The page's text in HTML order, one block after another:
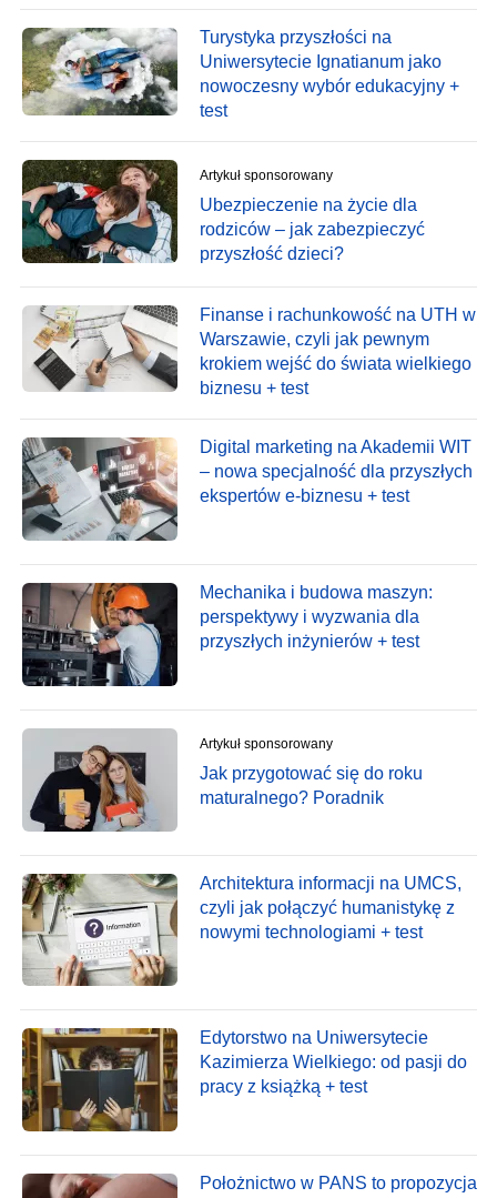
Turystyka przyszłości na
Uniwersytecie Ignatianum jako
nowoczesny wybór edukacyjny +
test
Artykuł sponsorowany
Ubezpieczenie na życie dla
rodziców – jak zabezpieczyć
przyszłość dzieci?
Finanse i rachunkowość na UTH w
Warszawie, czyli jak pewnym
krokiem wejść do świata wielkiego
biznesu + test
Digital marketing na Akademii WIT
– nowa specjalność dla przyszłych
ekspertów e-biznesu + test
Mechanika i budowa maszyn:
perspektywy i wyzwania dla
przyszłych inżynierów + test
Artykuł sponsorowany
Jak przygotować się do roku
maturalnego? Poradnik
Architektura informacji na UMCS,
czyli jak połączyć humanistykę z
nowymi technologiami + test
Edytorstwo na Uniwersytecie
Kazimierza Wielkiego: od pasji do
pracy z książką + test
Położnictwo w PANS to propozycja